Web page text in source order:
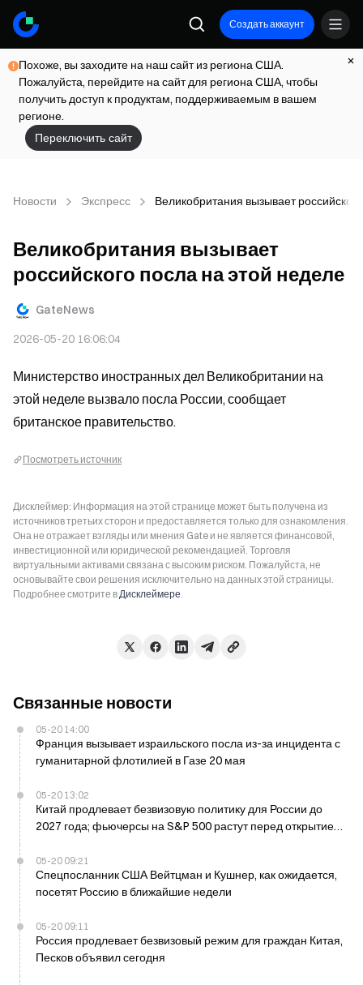
Создать аккаунт
Похоже, вы заходите на наш сайт из региона США.
Пожалуйста, перейдите на сайт для региона США, чтобы
получить доступ к продуктам, поддерживаемым в вашем
регионе.
Переключить сайт
Новости Экспресс Великобритания вызывает
Великобритания вызывает
российского посла на этой неделе
GateNews
2026-05-20 16:06:04
Министерство иностранных дел Великобритании на
этой неделе вызвало посла России, сообщает
британское правительство.
Посмотреть источник
Дисклеймер: Информация на этой странице может быть получена из
источников третьих сторон и предоставляется только для ознакомления.
Она не отражает взгляды или мнения Gate и не является финансовой,
инвестиционной или юридической рекомендацией. Торговля
виртуальными активами связана с высоким риском. Пожалуйста, не
основывайте свои решения исключительно на данных этой страницы.
Подробнее смотрите вДисклеймере.
Связанные новости
05-20 14:00
Франция вызывает израильского посла из-за инцидента с
гуманитарной флотилией в Газе 20 мая
05-20 13:02
Китай продлевает безвизовую политику для России до
2027 года; фьючерсы на S&P 500 растут перед открытием
05-20 09:21
Спецпосланник США Вейтцман и Кушнер, как ожидается,
посетят Россию в ближайшие недели
05-20 09:11
Россия продлевает безвизовый режим для граждан Китая,
Песков объявил сегодня